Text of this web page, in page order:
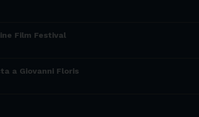
Film Festival
a Giovanni Floris